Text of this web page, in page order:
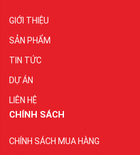
GIỚI THIỆU
SẢN PHẨM
TIN TỨC
DỰ ÁN
LIÊN HỆ
CHÍNH SÁCH
CHÍNH SÁCH MUA HÀNG